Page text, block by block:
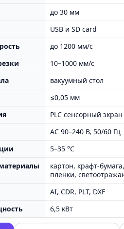
до 30 мм
USB и SD card
до 1200 мм/с
10–1000 мм/с
вакуумный стол
≤0,05 мм
PLC сенсорный экран
AC 90–240 В, 50/60 Гц
5–35 °C
картон, крафт-
пленки,
AI, CDR, PLT, DXF
6,5 кВт